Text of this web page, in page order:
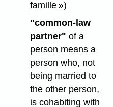
famille »)
"common-law
partner" of a
person means a
person who, not
being married to
the other person,
is cohabiting with